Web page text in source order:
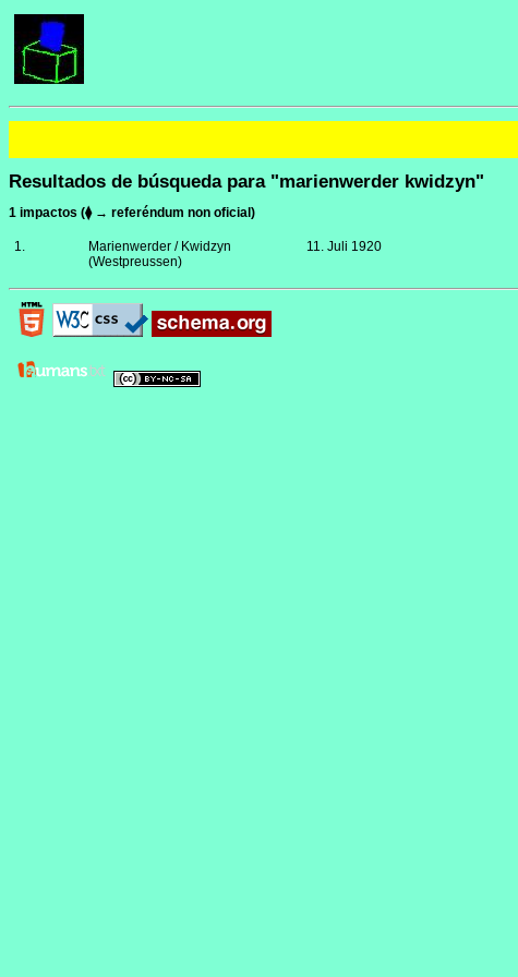
Resultados de búsqueda para "marienwerder kwidzyn"
1 impactos (⧫ → referéndum non oficial)
1.
Marienwerder / Kwidzyn
(Westpreussen)
11. Juli 1920